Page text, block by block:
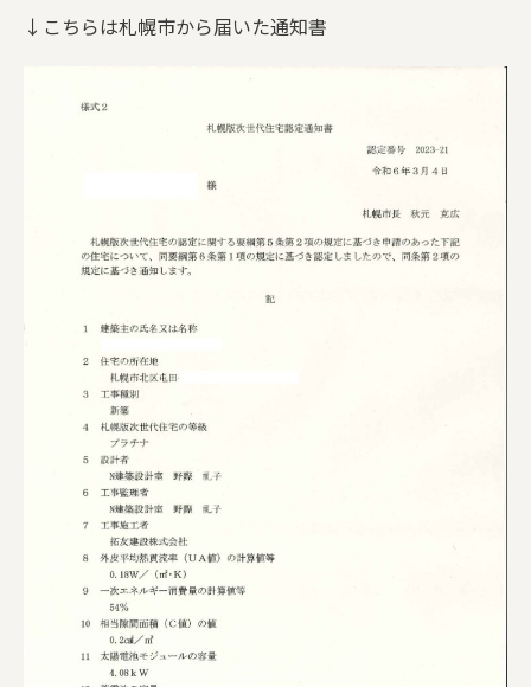
個人情報保護方針
↓こちらは札幌市から届いた通知書